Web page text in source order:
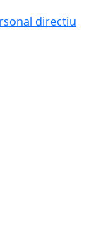
directiu